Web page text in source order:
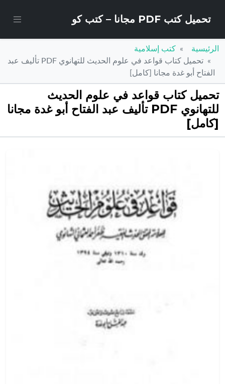
تحميل كتب PDF مجانا – كتب كو
الرئيسية
كتب إسلامية
تحميل كتاب قواعد في علوم الحديث للتهانوي PDF تأليف عبد
الفتاح أبو غدة مجانا [كامل]
تحميل كتاب قواعد في علوم الحديث
للتهانوي PDF تأليف عبد الفتاح أبو غدة مجانا
[كامل]